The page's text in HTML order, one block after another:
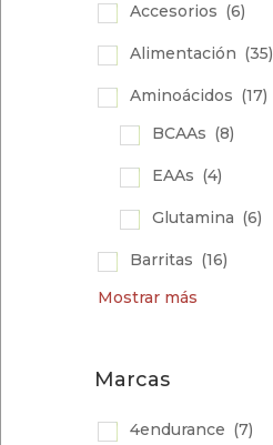
Accesorios (6)
Alimentación (35)
Aminoácidos (17)
BCAAs (8)
EAAs (4)
Glutamina (6)
Barritas (16)
Mostrar más
Marcas
4endurance (7)